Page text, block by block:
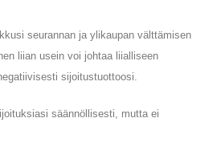
seurannan ja ylikaupan välttämisen
liian usein voi johtaa liialliseen
sijoitustuottoosi.
säännöllisesti, mutta ei